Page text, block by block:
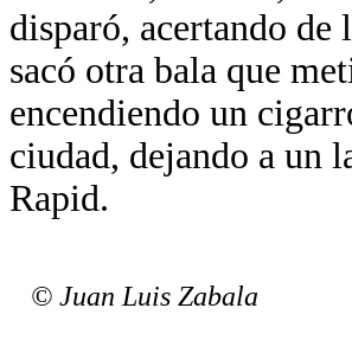
disparó, acertando
sacó otra bala que
encendiendo un
ciudad, dejando a un
Rapid.
© Juan Luis Zabala